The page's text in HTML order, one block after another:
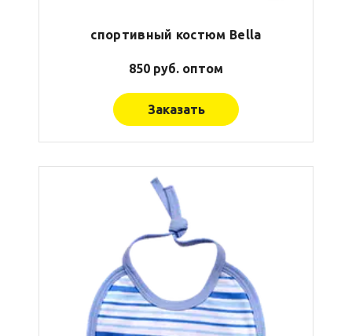
спортивный костюм Bella
850 руб. оптом
Заказать